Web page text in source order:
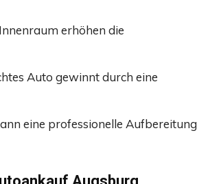
erhöhen die
Auto gewinnt durch eine
eine professionelle Aufbereitung